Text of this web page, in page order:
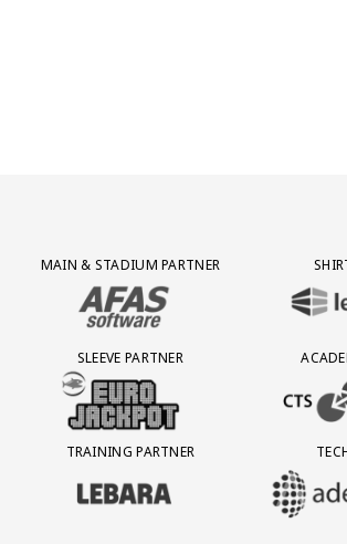
Partner Logos Grid
MAIN & STADIUM PARTNER
BEZOEK ONZE MAIN & STADIUM PARTNER
BEZOEK
SLEEVE PARTNER
BEZOEK ONZE SLEEVE PARTNER EUROJACKPOT
TRAINING PARTNER
BEZOEK ONZE TRAINING PARTNER LEBARA
BEZOEK